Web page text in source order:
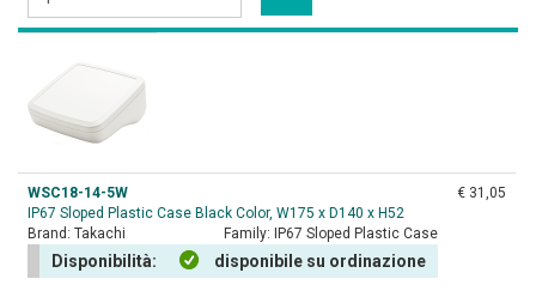
WSC18-14-5W
IP67 Sloped Plastic Case Black Color, W175 x D140 x H52
Brand: Takachi Family: IP67 Sloped Plastic Case
Disponibilità: disponibile su ordinazione
€ 31,05